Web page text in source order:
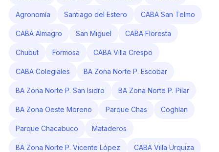
Agronomía Santiago del Estero CABA San Telmo
CABA Almagro San Miguel CABA Floresta
Chubut Formosa CABA Villa Crespo
CABA Colegiales BA Zona Norte P. Escobar
BA Zona Norte P. San Isidro BA Zona Norte P. Pilar
BA Zona Oeste Moreno Parque Chas Coghlan
Parque Chacabuco Mataderos
BA Zona Norte P. Vicente López CABA Villa Urquiza